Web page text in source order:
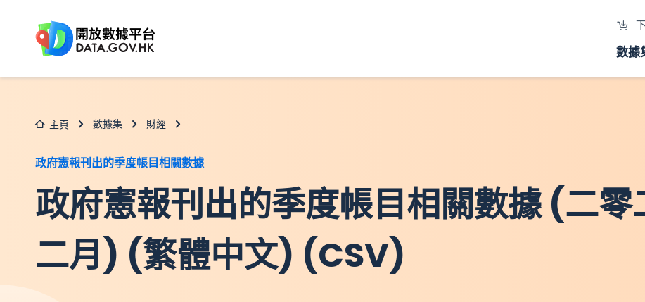
數據
主頁 數據集 財經
政府憲報刊出的季度帳目相關數據
政府憲報刊出的季度帳目相關數據 (二零
二月) (繁體中文) (CSV)